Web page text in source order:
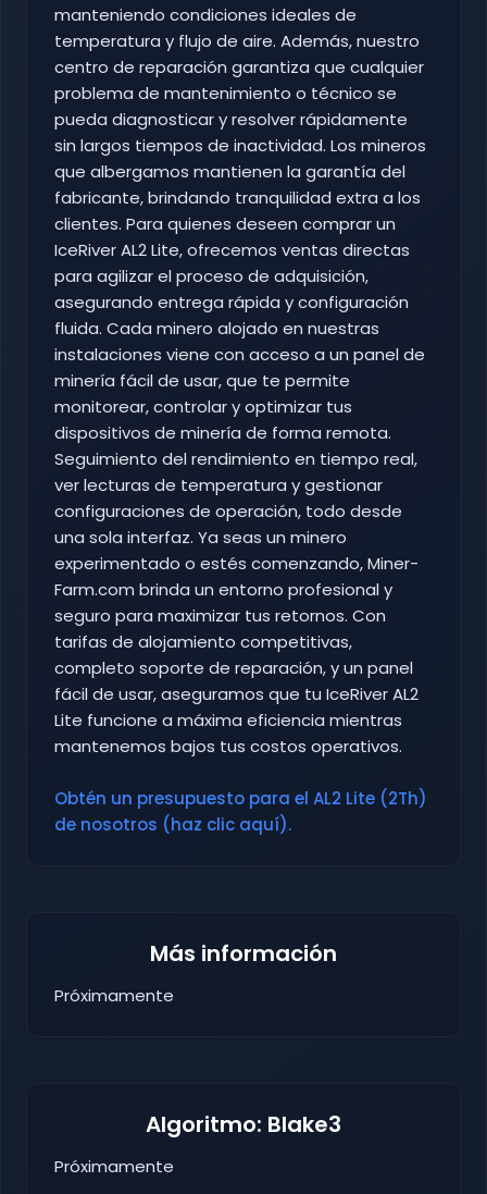
manteniendo condiciones ideales de
temperatura y flujo de aire. Además, nuestro
centro de reparación garantiza que cualquier
problema de mantenimiento o técnico se
pueda diagnosticar y resolver rápidamente
sin largos tiempos de inactividad. Los mineros
que albergamos mantienen la garantía del
fabricante, brindando tranquilidad extra a los
clientes. Para quienes deseen comprar un
IceRiver AL2 Lite, ofrecemos ventas directas
para agilizar el proceso de adquisición,
asegurando entrega rápida y configuración
fluida. Cada minero alojado en nuestras
instalaciones viene con acceso a un panel de
minería fácil de usar, que te permite
monitorear, controlar y optimizar tus
dispositivos de minería de forma remota.
Seguimiento del rendimiento en tiempo real,
ver lecturas de temperatura y gestionar
configuraciones de operación, todo desde
una sola interfaz. Ya seas un minero
experimentado o estés comenzando, Miner-
Farm.com brinda un entorno profesional y
seguro para maximizar tus retornos. Con
tarifas de alojamiento competitivas,
completo soporte de reparación, y un panel
fácil de usar, aseguramos que tu IceRiver AL2
Lite funcione a máxima eficiencia mientras
mantenemos bajos tus costos operativos.
Obtén un presupuesto para el AL2 Lite (2Th)
de nosotros (haz clic aquí).
Más información
Próximamente
Algoritmo: Blake3
Próximamente